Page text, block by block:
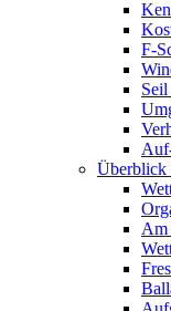
F-
Seil
Überblick
Am